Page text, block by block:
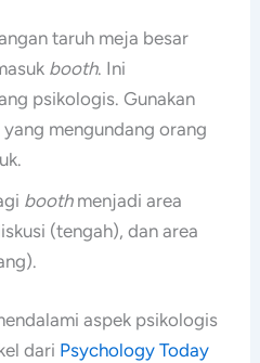
taruh meja besar
booth. Ini
psikologis. Gunakan
yang mengundang orang
boothmenjadi area
(tengah), dan area
aspek psikologis
dari Psychology Today